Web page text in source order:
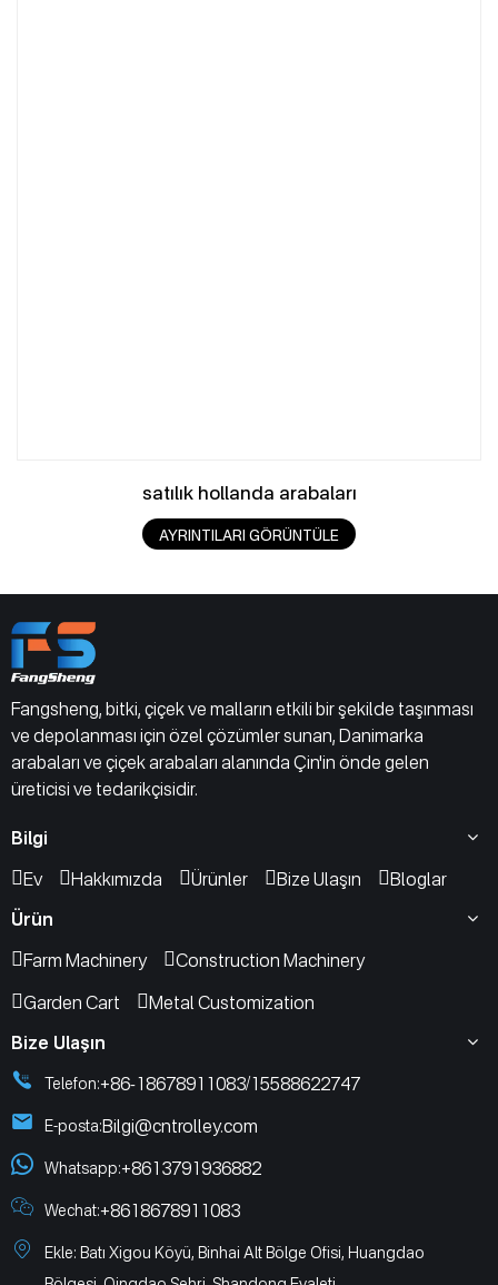
satılık hollanda arabaları
AYRINTILARI GÖRÜNTÜLE
Fangsheng, bitki, çiçek ve malların etkili bir şekilde taşınması
ve depolanması için özel çözümler sunan, Danimarka
arabaları ve çiçek arabaları alanında Çin'in önde gelen
üreticisi ve tedarikçisidir.
Bilgi
Ev
Hakkımızda Ürünler Bize Ulaşın
Bloglar
Ürün
Farm Machinery
Construction Machinery
Garden Cart
Metal Customization
Bize Ulaşın
Telefon:+86-18678911083/15588622747
E-posta:Bilgi@cntrolley.com
Whatsapp:+8613791936882
Wechat:+8618678911083
Ekle: Batı Xigou Köyü, Binhai Alt Bölge Ofisi, Huangdao